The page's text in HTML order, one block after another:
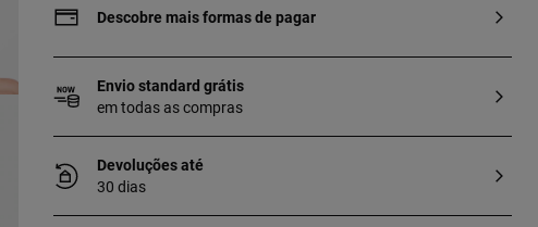
Descobre mais formas de pagar
Envio standard grátis
em todas as compras
Devoluções até
30 dias